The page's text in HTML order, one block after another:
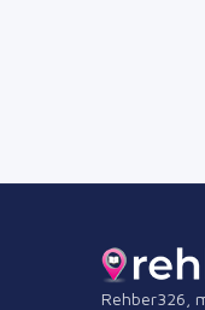
Rehber326,